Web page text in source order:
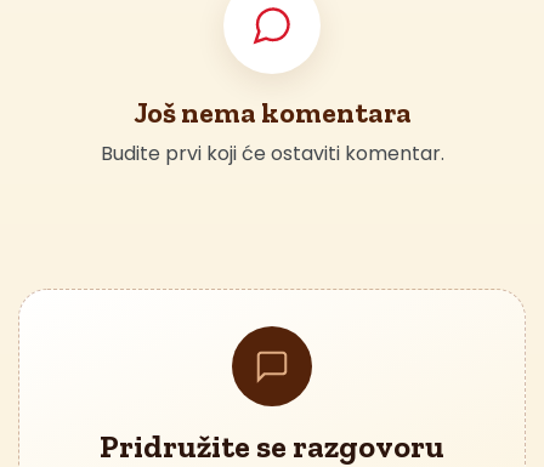
Još nema komentara
Budite prvi koji će ostaviti komentar.
Pridružite se razgovoru